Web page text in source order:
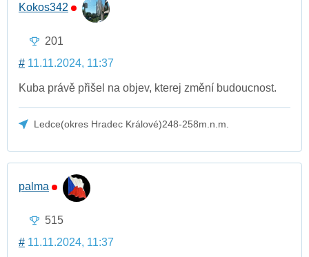
Kokos342
201
# 11.11.2024, 11:37
Kuba právě přišel na objev, kterej změní budoucnost.
Ledce(okres Hradec Králové)248-258m.n.m.
palma
515
# 11.11.2024, 11:37